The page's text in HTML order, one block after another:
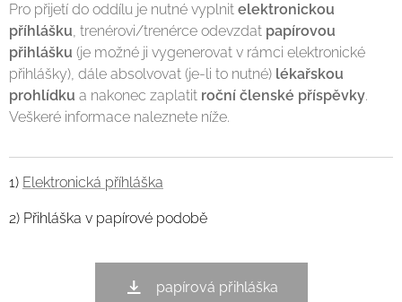
Pro přijetí do oddílu je nutné vyplnit elektronickou
příhlášku, trenérovi/trenérce odevzdat papírovou
přihlášku (je možné ji vygenerovat v rámci elektronické
přihlášky), dále absolvovat (je-li to nutné) lékařskou
prohlídku a nakonec zaplatit roční členské příspěvky.
Veškeré informace naleznete níže.
1) Elektronická příhláška
2) Přihláška v papírové podobě
papírová přihláška